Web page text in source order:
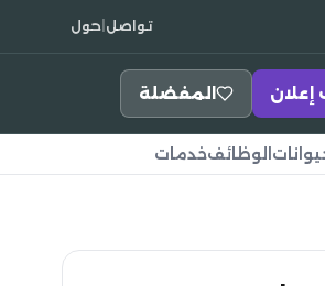
تواصل حول
المفضلة
الوظائفخدمات